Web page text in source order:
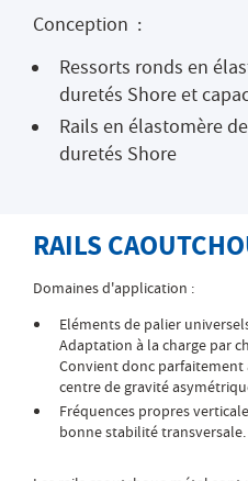
Conception :
Ressorts ronds en
duretés Shore et
Rails en élastomère
duretés Shore
RAILS
Domaines d'application :
Eléments de palier
Adaptation à la charge par
Convient donc
centre de gravité
Fréquences propres
bonne stabilité transversale.